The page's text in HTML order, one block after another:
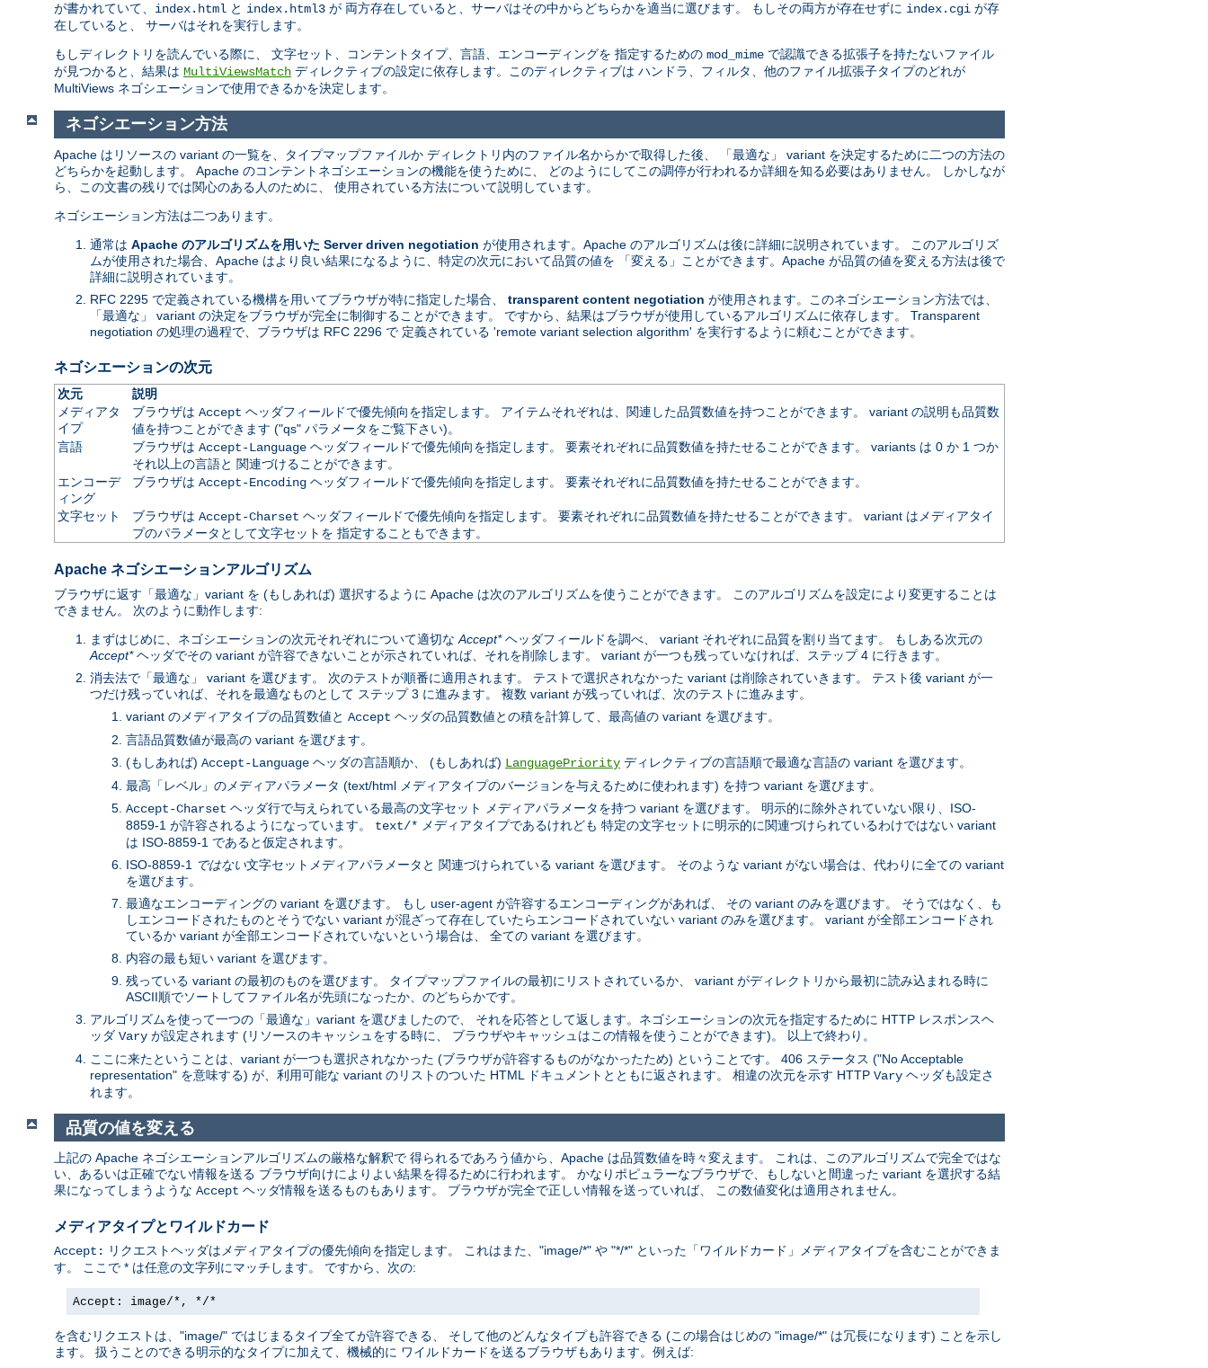
が書かれていて、 index.html と index.html3 が 両方存在していると、サーバはその中からどちらかを適当に選びます。 もしその両方が存在せずに index.cgi が存
在していると、 サーバはそれを実行します。
もしディレクトリを読んでいる際に、 文字セット、コンテントタイプ、言語、エンコーディングを 指定するための mod_mime で認識できる拡張子を持たないファイル
が見つかると、結果は MultiViewsMatch ディレクティブの設定に依存します。このディレクティブは ハンドラ、フィルタ、他のファイル拡張子タイプのどれが
MultiViews ネゴシエーションで使用できるかを決定します。
ネゴシエーション方法
Apache はリソースの variant の一覧を、タイプマップファイルか ディレクトリ内のファイル名からかで取得した後、 「最適な」 variant を決定するために二つの方法の
どちらかを起動します。 Apache のコンテントネゴシエーションの機能を使うために、 どのようにしてこの調停が行われるか詳細を知る必要はありません。 しかしなが
ら、この文書の残りでは関心のある人のために、 使用されている方法について説明しています。
ネゴシエーション方法は二つあります。
通常は Apache のアルゴリズムを用いた Server driven negotiation が使用されます。Apache のアルゴリズムは後に詳細に説明されています。 このアルゴリズ
ムが使用された場合、Apache はより良い結果になるように、特定の次元において品質の値を 「変える」ことができます。Apache が品質の値を変える方法は後で
詳細に説明されています。
RFC 2295 で定義されている機構を用いてブラウザが特に指定した場合、 transparent content negotiation が使用されます。このネゴシエーション方法では、
「最適な」 variant の決定をブラウザが完全に制御することができます。 ですから、結果はブラウザが使用しているアルゴリズムに依存します。 Transparent
negotiation の処理の過程で、ブラウザは RFC 2296 で 定義されている 'remote variant selection algorithm' を実行するように頼むことができます。
ネゴシエーションの次元
次元
説明
メディアタ
イプ
ブラウザは Accept ヘッダフィールドで優先傾向を指定します。 アイテムそれぞれは、関連した品質数値を持つことができます。 variant の説明も品質数
値を持つことができます ("qs" パラメータをご覧下さい)。
言語
ブラウザは Accept-Languageヘッダフィールドで優先傾向を指定します。 要素それぞれに品質数値を持たせることができます。 variants は 0 か 1 つか
それ以上の言語と 関連づけることができます。
エンコーデ
ィング
ブラウザは Accept-Encodingヘッダフィールドで優先傾向を指定します。 要素それぞれに品質数値を持たせることができます。
文字セット ブラウザは Accept-Charset ヘッダフィールドで優先傾向を指定します。 要素それぞれに品質数値を持たせることができます。 variant はメディアタイ
プのパラメータとして文字セットを 指定することもできます。
Apache ネゴシエーションアルゴリズム
ブラウザに返す「最適な」variant を (もしあれば) 選択するように Apache は次のアルゴリズムを使うことができます。 このアルゴリズムを設定により変更することは
できません。 次のように動作します:
まずはじめに、ネゴシエーションの次元それぞれについて適切な Accept*ヘッダフィールドを調べ、 variant それぞれに品質を割り当てます。 もしある次元の
Accept*ヘッダでその variant が許容できないことが示されていれば、それを削除します。 variant が一つも残っていなければ、ステップ 4 に行きます。
消去法で「最適な」 variant を選びます。 次のテストが順番に適用されます。 テストで選択されなかった variant は削除されていきます。 テスト後 variant が一
つだけ残っていれば、それを最適なものとして ステップ 3 に進みます。 複数 variant が残っていれば、次のテストに進みます。
variant のメディアタイプの品質数値と Accept ヘッダの品質数値との積を計算して、最高値の variant を選びます。
言語品質数値が最高の variant を選びます。
(もしあれば) Accept-Language ヘッダの言語順か、 (もしあれば) LanguagePriority ディレクティブの言語順で最適な言語の variant を選びます。
最高「レベル」のメディアパラメータ (text/html メディアタイプのバージョンを与えるために使われます) を持つ variant を選びます。
Accept-Charset ヘッダ行で与えられている最高の文字セット メディアパラメータを持つ variant を選びます。 明示的に除外されていない限り、ISO-
8859-1 が許容されるようになっています。 text/* メディアタイプであるけれども 特定の文字セットに明示的に関連づけられているわけではない variant
は ISO-8859-1 であると仮定されます。
ISO-8859-1 ではない文字セットメディアパラメータと 関連づけられている variant を選びます。 そのような variant がない場合は、代わりに全ての variant
を選びます。
最適なエンコーディングの variant を選びます。 もし user-agent が許容するエンコーディングがあれば、 その variant のみを選びます。 そうではなく、も
しエンコードされたものとそうでない variant が混ざって存在していたらエンコードされていない variant のみを選びます。 variant が全部エンコードされ
ているか variant が全部エンコードされていないという場合は、 全ての variant を選びます。
内容の最も短い variant を選びます。
残っている variant の最初のものを選びます。 タイプマップファイルの最初にリストされているか、 variant がディレクトリから最初に読み込まれる時に
ASCII順でソートしてファイル名が先頭になったか、のどちらかです。
アルゴリズムを使って一つの「最適な」variant を選びましたので、 それを応答として返します。ネゴシエーションの次元を指定するために HTTP レスポンスヘ
ッダ Vary が設定されます (リソースのキャッシュをする時に、 ブラウザやキャッシュはこの情報を使うことができます)。 以上で終わり。
ここに来たということは、variant が一つも選択されなかった (ブラウザが許容するものがなかったため) ということです。 406 ステータス ("No Acceptable
representation" を意味する) が、利用可能な variant のリストのついた HTML ドキュメントとともに返されます。 相違の次元を示す HTTP Vary ヘッダも設定さ
れます。
品質の値を変える
上記の Apache ネゴシエーションアルゴリズムの厳格な解釈で 得られるであろう値から、Apache は品質数値を時々変えます。 これは、このアルゴリズムで完全ではな
い、あるいは正確でない情報を送る ブラウザ向けによりよい結果を得るために行われます。 かなりポピュラーなブラウザで、もしないと間違った variant を選択する結
果になってしまうような Accept ヘッダ情報を送るものもあります。 ブラウザが完全で正しい情報を送っていれば、 この数値変化は適用されません。
メディアタイプとワイルドカード
Accept:
リクエストヘッダはメディアタイプの優先傾向を指定します。 これはまた、"image/*" や "*/*" といった「ワイルドカード」メディアタイプを含むことができま
す。 ここで * は任意の文字列にマッチします。 ですから、次の:
Accept: image/*, */*
を含むリクエストは、"image/" ではじまるタイプ全てが許容できる、 そして他のどんなタイプも許容できる (この場合はじめの "image/*" は冗長になります) ことを示し
ます。 扱うことのできる明示的なタイプに加えて、機械的に ワイルドカードを送るブラウザもあります。例えば: